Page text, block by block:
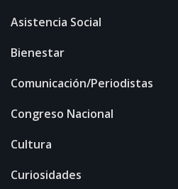
Asistencia Social
Bienestar
Comunicación/Periodistas
Congreso Nacional
Cultura
Curiosidades